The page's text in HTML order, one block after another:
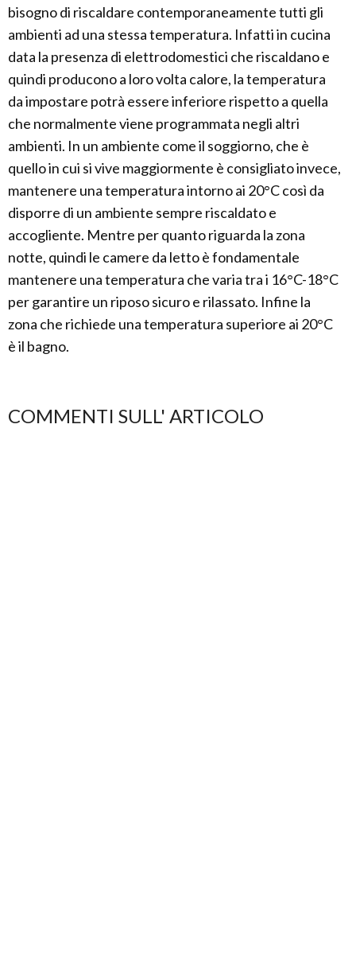
bisogno di riscaldare contemporaneamente tutti gli
ambienti ad una stessa temperatura. Infatti in cucina
data la presenza di elettrodomestici che riscaldano e
quindi producono a loro volta calore, la temperatura
da impostare potrà essere inferiore rispetto a quella
che normalmente viene programmata negli altri
ambienti. In un ambiente come il soggiorno, che è
quello in cui si vive maggiormente è consigliato invece,
mantenere una temperatura intorno ai 20°C così da
disporre di un ambiente sempre riscaldato e
accogliente. Mentre per quanto riguarda la zona
notte, quindi le camere da letto è fondamentale
mantenere una temperatura che varia tra i 16°C-18°C
per garantire un riposo sicuro e rilassato. Infine la
zona che richiede una temperatura superiore ai 20°C
è il bagno.
COMMENTI SULL' ARTICOLO